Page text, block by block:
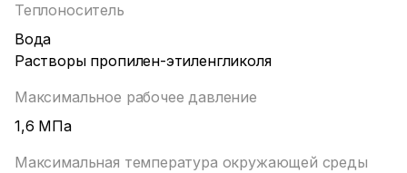
Теплоноситель
Вода
Растворы пропилен-этиленгликоля
Максимальное рабочее давление
1,6 МПа
Максимальная температура окружающей среды